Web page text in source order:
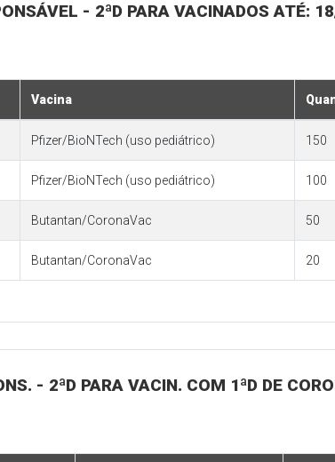
- 2ªD PARA VACINADOS ATÉ:
Vacina
Pfizer/BioNTech (uso pediátrico) 150
Pfizer/BioNTech (uso pediátrico) 100
Butantan/CoronaVac 50
Butantan/CoronaVac 20
- 2ªD PARA VACIN. COM 1ªD DE